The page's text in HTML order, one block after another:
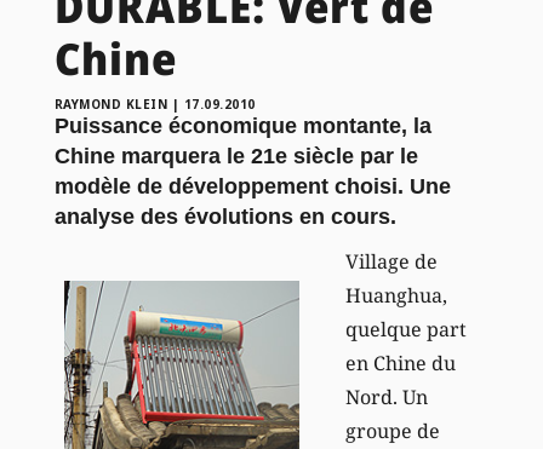
Chine
RAYMOND KLEIN | 17.09.2010
Puissance économique montante, la
Chine marquera le 21e siècle par le
modèle de développement choisi. Une
analyse des évolutions en cours.
Village de
Huanghua,
quelque part
en Chine du
Nord. Un
groupe de